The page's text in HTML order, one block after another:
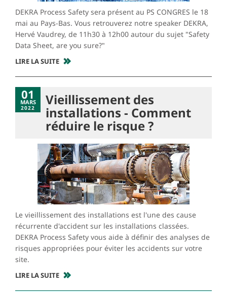
DEKRA Process Safety sera présent au PS CONGRES le 18
mai au Pays-Bas. Vous retrouverez notre speaker DEKRA,
Hervé Vaudrey, de 11h30 à 12h00 autour du sujet "Safety
Data Sheet, are you sure?"
LIRE LA SUITE
01
MARS
2022 Vieillissement des
installations - Comment
réduire le risque ?
Le vieillissement des installations est l'une des cause
récurrente d'accident sur les installations classées.
DEKRA Process Safety vous aide à définir des analyses de
risques appropriées pour éviter les accidents sur votre
site.
LIRE LA SUITE